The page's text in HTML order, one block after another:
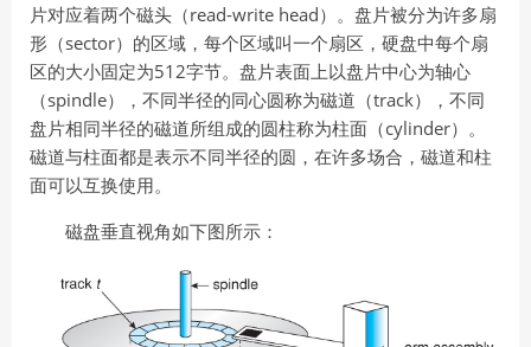
片对应着两个磁头（read-write head）。盘片被分为许多扇
形（sector）的区域，每个区域叫一个扇区，硬盘中每个扇
区的大小固定为512字节。盘片表面上以盘片中心为轴心
（spindle），不同半径的同心圆称为磁道（track），不同
盘片相同半径的磁道所组成的圆柱称为柱面（cylinder）。
磁道与柱面都是表示不同半径的圆，在许多场合，磁道和柱
面可以互换使用。
磁盘垂直视角如下图所示：